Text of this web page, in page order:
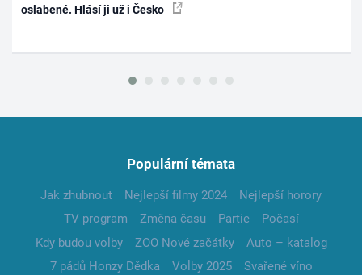
oslabené. Hlásí ji už i Česko
Populární témata
Jak zhubnout Nejlepší filmy 2024
Nejlepší horory
TV program
Změna času Partie
Počasí
Kdy budou volby
ZOO Nové začátky
Auto – katalog
7 pádů Honzy Dědka
Volby 2025
Svařené víno